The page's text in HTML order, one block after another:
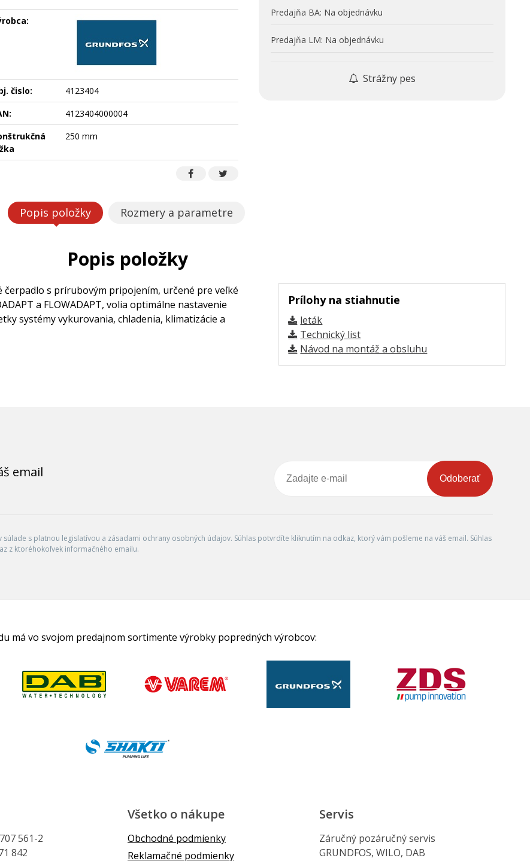
Predajňa BA: Na objednávku
Predajňa LM: Na objednávku
Strážny pes
čislo:
4123404
4123404000004
250 mm
Popis položky Rozmery a parametre
Popis položky
Prílohy na stiahnutie
leták
Technický list
Návod na montáž a obsluhu
s prírubovým pripojením, určené pre veľké
a FLOWADAPT, volia optimálne nastavenie
systémy vykurovania, chladenia, klimatizácie a
email Odoberať
s platnou legislatívou a zásadami ochrany osobných údajov. Súhlas potvrdíte kliknutím na odkaz, ktorý vám pošleme na váš email. Súhlas
z ktoréhokoľvek informačného emailu.
má vo svojom predajnom sortimente výrobky popredných výrobcov:
561-2
842
Všetko o nákupe
Obchodné podmienky
Reklamačné podmienky
Servis
Záručný pozáručný servis
GRUNDFOS, WILO, DAB